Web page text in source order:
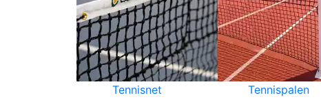
Tennisnet Tennispalen